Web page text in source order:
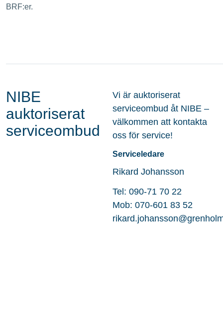
BRF:er.
NIBE
auktoriserat
serviceombud
Vi är auktoriserat
serviceombud åt NIBE –
välkommen att kontakta
oss för service!
Serviceledare
Rikard Johansson
Tel: 090-71 70 22
Mob: 070-601 83 52